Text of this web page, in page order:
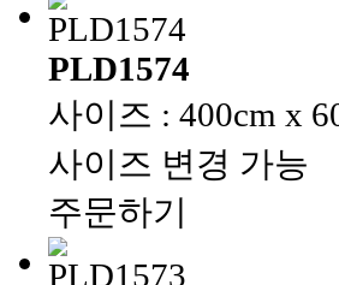
PLD1574
사이즈 : 400cm x
사이즈 변경 가능
주문하기